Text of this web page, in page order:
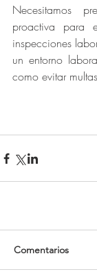
Necesitamos
proactiva para
inspecciones
un entorno
como evitar
Comentarios